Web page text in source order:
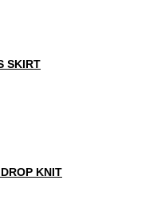
SKIRT
KNIT